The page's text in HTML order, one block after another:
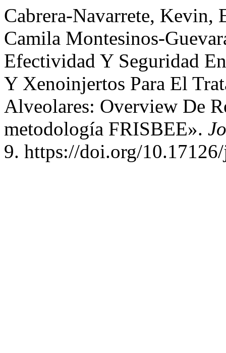
Cabrera-Navarrete, Kevin,
Camila Montesinos-
Efectividad Y Seguridad
Y Xenoinjertos Para El
Alveolares: Overview De
metodología FRISBEE».
9. https://doi.org/